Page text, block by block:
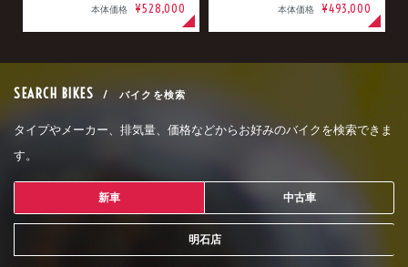
本体価格 ¥528,000 本体価格 ¥493,000
SEARCH BIKES / バイクを検索
タイプやメーカー、排気量、価格などからお好みのバイクを検索できま
す。
新車 中古車
明石店